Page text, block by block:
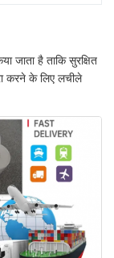
जाता है ताकि सुरक्षित
करने के लिए लचीले